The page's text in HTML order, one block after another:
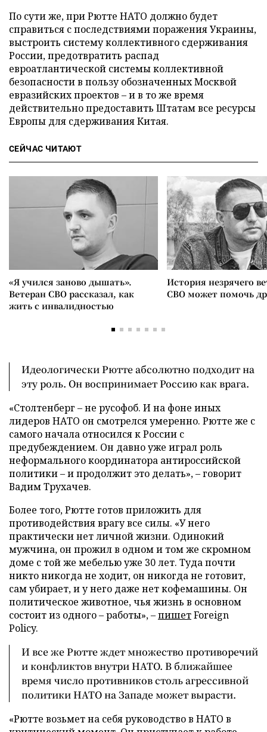
По сути же, при Рютте НАТО должно будет
справиться с последствиями поражения Украины,
выстроить систему коллективного сдерживания
России, предотвратить распад
евроатлантической системы коллективной
безопасности в пользу обозначенных Москвой
евразийских проектов – и в то же время
действительно предоставить Штатам все ресурсы
Европы для сдерживания Китая.
СЕЙЧАС ЧИТАЮТ
«Я учился заново дышать».
Ветеран СВО рассказал, как
жить с инвалидностью
История незрячего
СВО может помочь
Идеологически Рютте абсолютно подходит на
эту роль. Он воспринимает Россию как врага.
«Столтенберг – не русофоб. И на фоне иных
лидеров НАТО он смотрелся умеренно. Рютте же с
самого начала относился к России с
предубеждением. Он давно уже играл роль
неформального координатора антироссийской
политики – и продолжит это делать», – говорит
Вадим Трухачев.
Более того, Рютте готов приложить для
противодействия врагу все силы. «У него
практически нет личной жизни. Одинокий
мужчина, он прожил в одном и том же скромном
доме с той же мебелью уже 30 лет. Туда почти
никто никогда не ходит, он никогда не готовит,
сам убирает, и у него даже нет кофемашины. Он
политическое животное, чья жизнь в основном
состоит из одного – работы», –пишетForeign
Policy.
И все же Рютте ждет множество противоречий
и конфликтов внутри НАТО. В ближайшее
время число противников столь агрессивной
политики НАТО на Западе может вырасти.
«Рютте возьмет на себя руководство в НАТО в